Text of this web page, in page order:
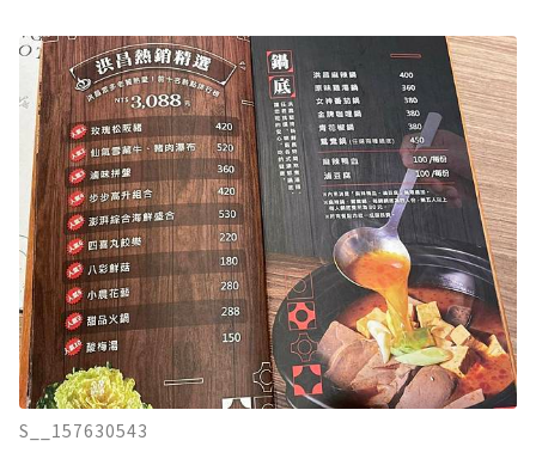
S__157630543